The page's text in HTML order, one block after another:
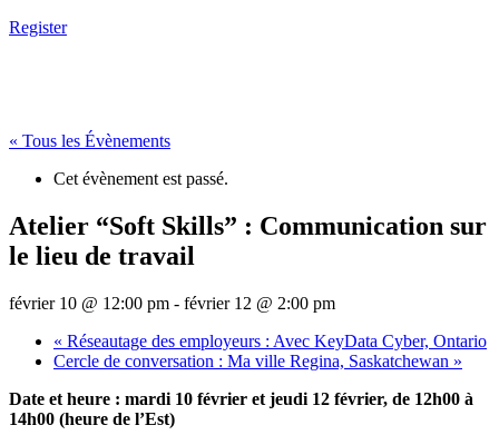
Register
« Tous les Évènements
Cet évènement est passé.
Atelier “Soft Skills” : Communication sur
le lieu de travail
février 10 @ 12:00 pm - février 12 @ 2:00 pm
« Réseautage des employeurs : Avec KeyData Cyber, Ontario
Cercle de conversation : Ma ville Regina, Saskatchewan »
Date et heure : mardi 10 février et jeudi 12 février, de 12h00 à
14h00 (heure de l’Est)